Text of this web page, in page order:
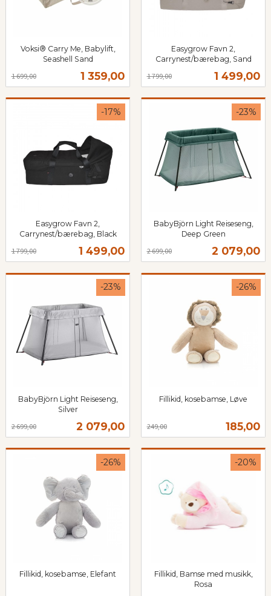
Voksi® Carry Me, Babylift,
Seashell Sand
Tilbud
1 359,00
1 699,00
mva.
Easygrow Favn 2,
Carrynest/bærebag, Sand
Tilbud
1 499,00
1 799,00
mva.
Easygrow Favn 2,
Carrynest/bærebag, Black
Tilbud
1 499,00
1 799,00
-17%
mva.
BabyBjörn Light Reiseseng,
Deep Green
Tilbud
2 079,00
2 699,00
-23%
mva.
BabyBjörn Light Reiseseng,
Silver
Tilbud
2 079,00
2 699,00
-23%
mva.
Fillikid, kosebamse, Løve
Tilbud
185,00
249,00
-26%
Fillikid, kosebamse, Elefant
-26%
Fillikid, Bamse med musikk,
Rosa
-20%